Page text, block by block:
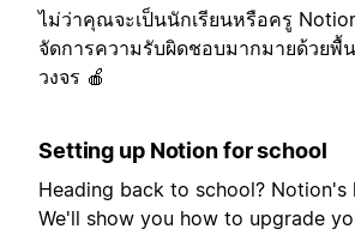
ไม่ว่าคุณจะเป็นนักเรียนหรือครู
จัดการความรับผิดชอบมากมายด้วยพื้
วงจร 🍎
Setting up Notion for school
Heading back to school? Notion's
We'll show you how to upgrade